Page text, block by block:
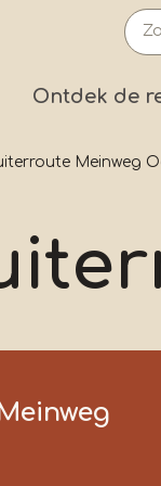
Ontdek de
Meinweg